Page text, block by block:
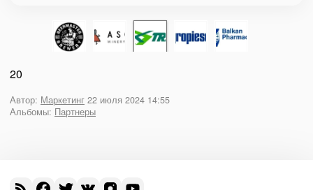
20
Автор: Маркетинг 22 июля 2024 14:55
Альбомы: Партнеры